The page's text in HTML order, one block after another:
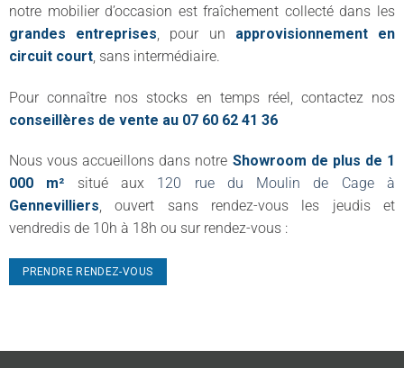
notre mobilier d’occasion est fraîchement collecté dans les
grandes entreprises , pour un approvisionnement en
circuit court , sans intermédiaire.
Pour connaître nos stocks en temps réel, contactez nos
conseillères de vente au 07 60 62 41 36
Nous vous accueillons dans notre Showroom de plus de 1
000 m² situé aux 120 rue du Moulin de Cage à
Gennevilliers, ouvert sans rendez-vous les jeudis et
vendredis de 10h à 18h ou sur rendez-vous :
PRENDRE RENDEZ-VOUS